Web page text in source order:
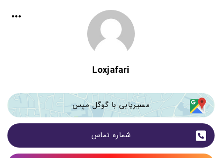
Loxjafari
مسیریابی با گوگل مپس
شماره تماس